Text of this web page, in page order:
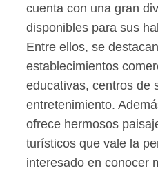
cuenta con una gran
disponibles para sus
Entre ellos, se
establecimientos
educativas, centros de
entretenimiento.
ofrece hermosos
turísticos que vale la
interesado en conocer